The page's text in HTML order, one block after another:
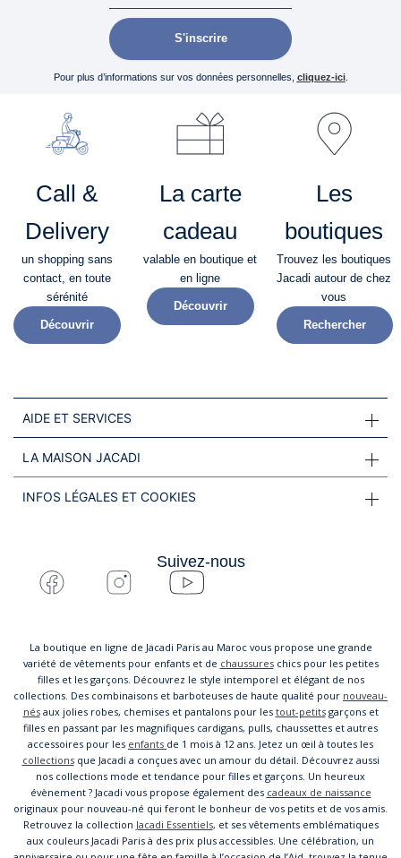
S'inscrire
Pour plus d’informations sur vos données personnelles, cliquez-ici.
Call &
Delivery
un shopping sans
contact, en toute
sérénité​
Découvrir
La carte
cadeau
valable en boutique et
en ligne
Découvrir
Les
boutiques
Trouvez les boutiques
Jacadi autour de chez
vous
Rechercher
AIDE ET SERVICES
LA MAISON JACADI
INFOS LÉGALES ET COOKIES
Suivez-nous
La boutique en ligne de Jacadi Paris au Maroc vous propose une grande
variété de vêtements pour enfants et de chaussureschics pour les petites
filles et les garçons. Découvrez le style intemporel et élégant de nos
collections. Des combinaisons et barboteuses de haute qualité pour nouveau-
nésaux jolies robes, chemises et pantalons pour les tout-petitsgarçons et
filles en passant par les magnifiques cardigans, pulls, chaussettes et autres
accessoires pour les enfants de 1 mois à 12 ans. Jetez un œil à toutes les
collectionsque Jacadi a conçues avec un amour du détail. Découvrez aussi
nos collections mode et tendance pour filles et garçons. Un heureux
évènement ? Jacadi vous propose également des cadeaux de naissance
originaux pour nouveau-né qui feront le bonheur de vos petits et de vos amis.
Retrouvez la collection Jacadi Essentiels, et ses vêtements emblématiques
aux couleurs Jacadi Paris à des prix plus accessibles. Une célébration, un